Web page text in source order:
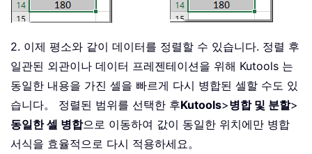
2. 이제 평소와 같이 데이터를 정렬할 수 있습니다. 정렬 후
일관된 외관이나 데이터 프레젠테이션을 위해 Kutools 는
동일한 내용을 가진 셀을 빠르게 다시 병합된 셀할 수도 있
습니다。 정렬된 범위를 선택한 후Kutools>병합 및 분할>
동일한 셀 병합으로 이동하여 값이 동일한 위치에만 병합
서식을 효율적으로 다시 적용하세요。